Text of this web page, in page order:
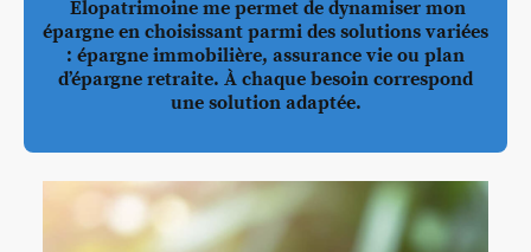
Elopatrimoine me permet de dynamiser mon
épargne en choisissant parmi des solutions variées
: épargne immobilière, assurance vie ou plan
d’épargne retraite. À chaque besoin correspond
une solution adaptée.